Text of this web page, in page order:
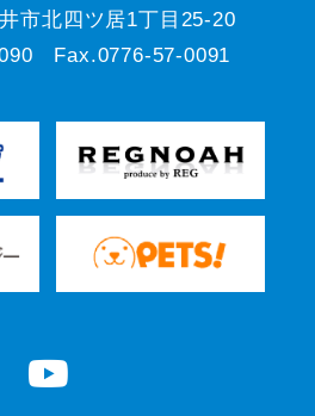
市北四ツ居1丁目25-20
Fax.0776-57-0091